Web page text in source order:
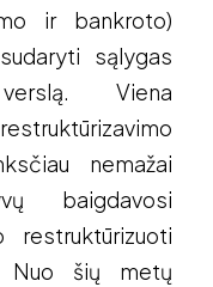
ir bankroto)
sąlygas
Viena
nemažai
baigdavosi
restruktūrizuoti
Nuo šių metų